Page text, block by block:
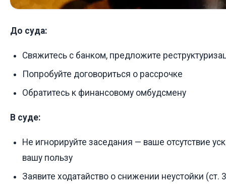
До суда:
Свяжитесь с банком, предложите
Попробуйте договориться о рассрочке
Обратитесь к финансовому омбудсмену
В суде:
Не игнорируйте заседания — ваше отсутствие
вашу пользу
Заявите ходатайство о снижении неустойки